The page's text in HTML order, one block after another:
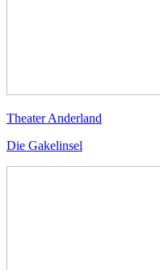
Theater Anderland
Die Gakelinsel